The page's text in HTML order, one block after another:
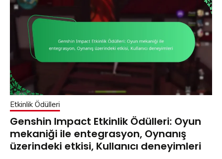
Etkinlik Ödülleri
Genshin Impact Etkinlik Ödülleri: Oyun
mekaniği ile entegrasyon, Oynanış
üzerindeki etkisi, Kullanıcı deneyimleri